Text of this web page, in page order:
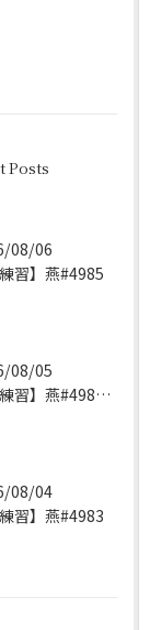
Posts
08/06
練習】燕#4985
08/05
【水曜練習】燕#4984見附#492
08/04
練習】燕#4983